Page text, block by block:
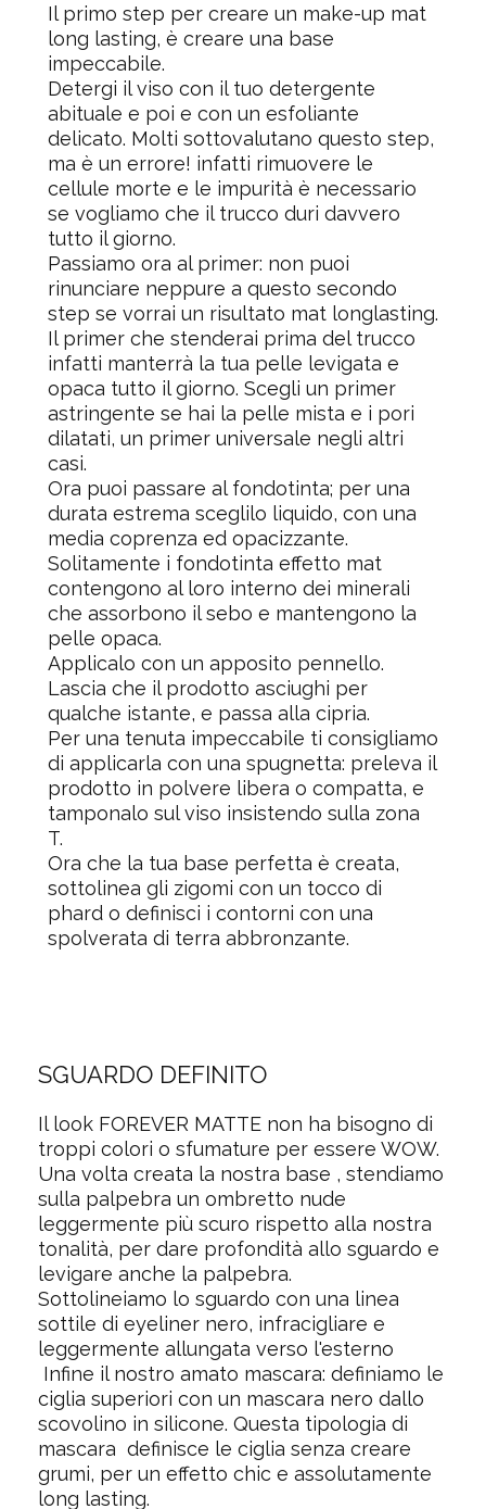
Il primo step per creare un make-up mat
long lasting, è creare una base
impeccabile.
Detergi il viso con il tuo detergente
abituale e poi e con un esfoliante
delicato. Molti sottovalutano questo step,
ma è un errore! infatti rimuovere le
cellule morte e le impurità è necessario
se vogliamo che il trucco duri davvero
tutto il giorno.
Passiamo ora al primer: non puoi
rinunciare neppure a questo secondo
step se vorrai un risultato mat longlasting.
Il primer che stenderai prima del trucco
infatti manterrà la tua pelle levigata e
opaca tutto il giorno. Scegli un primer
astringente se hai la pelle mista e i pori
dilatati, un primer universale negli altri
casi.
Ora puoi passare al fondotinta; per una
durata estrema sceglilo liquido, con una
media coprenza ed opacizzante.
Solitamente i fondotinta effetto mat
contengono al loro interno dei minerali
che assorbono il sebo e mantengono la
pelle opaca.
Applicalo con un apposito pennello.
Lascia che il prodotto asciughi per
qualche istante, e passa alla cipria.
Per una tenuta impeccabile ti consigliamo
di applicarla con una spugnetta: preleva il
prodotto in polvere libera o compatta, e
tamponalo sul viso insistendo sulla zona
T.
Ora che la tua base perfetta è creata,
sottolinea gli zigomi con un tocco di
phard o definisci i contorni con una
spolverata di terra abbronzante.
SGUARDO DEFINITO
Il look FOREVER MATTE non ha bisogno di
troppi colori o sfumature per essere WOW.
Una volta creata la nostra base , stendiamo
sulla palpebra un ombretto nude
leggermente più scuro rispetto alla nostra
tonalità, per dare profondità allo sguardo e
levigare anche la palpebra.
Sottolineiamo lo sguardo con una linea
sottile di eyeliner nero, infracigliare e
leggermente allungata verso l'esterno
Infine il nostro amato mascara: definiamo le
ciglia superiori con un mascara nero dallo
scovolino in silicone. Questa tipologia di
mascara definisce le ciglia senza creare
grumi, per un effetto chic e assolutamente
long lasting.